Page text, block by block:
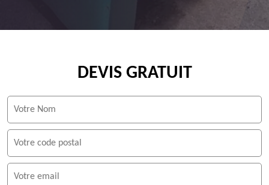
DEVIS GRATUIT